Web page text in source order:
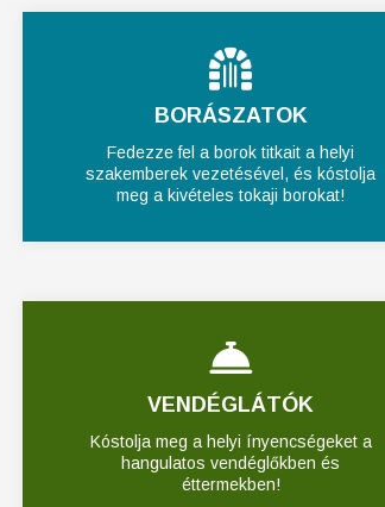
BORÁSZATOK
Fedezze fel a borok titkait a helyi
szakemberek vezetésével, és kóstolja
meg a kivételes tokaji borokat!
VENDÉGLÁTÓK
Kóstolja meg a helyi ínyencségeket a
hangulatos vendéglőkben és
éttermekben!